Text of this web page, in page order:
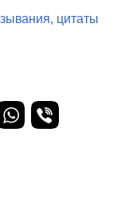
цитаты